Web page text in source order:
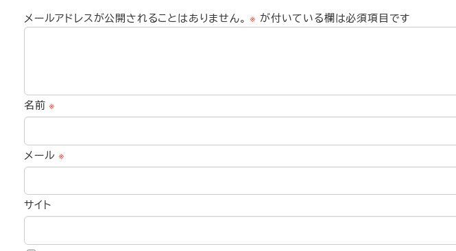
メールアドレスが公開されることはありません。 ※ が付いている欄は必須項目です
名前※
メール※
サイト